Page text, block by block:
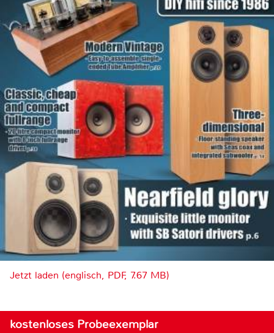
Jetzt laden (englisch, PDF, 7.67 MB)
kostenloses Probeexemplar